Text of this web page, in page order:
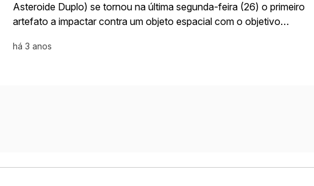
Asteroide Duplo) se tornou na última segunda-feira (26) o primeiro
artefato a impactar contra um objeto espacial com o objetivo…
há 3 anos